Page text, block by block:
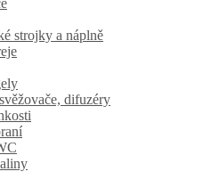
strojky a náplně
difuzéry